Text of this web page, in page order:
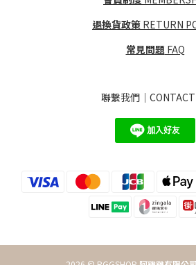
退換貨政策 RETURN
常見問題FAQ
聯繫我們｜CONTACT